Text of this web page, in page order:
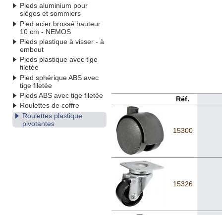
Pieds aluminium pour
sièges et sommiers
Pied acier brossé hauteur
10 cm - NEMOS
Pieds plastique à visser - à
embout
Pieds plastique avec tige
filetée
Pied sphérique ABS avec
tige filetée
Pieds ABS avec tige filetée
Roulettes de coffre
Roulettes plastique
pivotantes
Réf.
15300
15326